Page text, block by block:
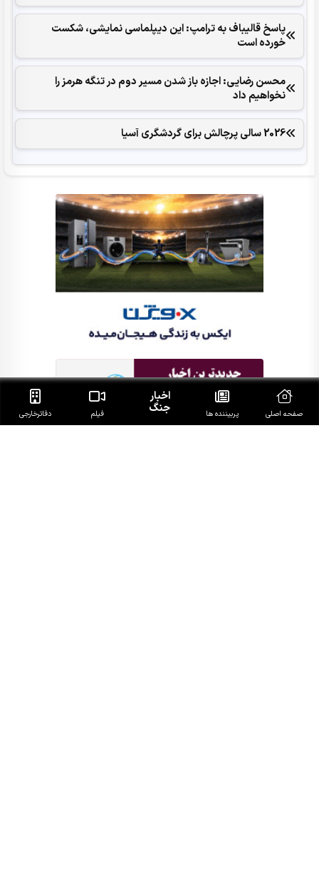
پاسخ قالیباف به ترامپ: این دیپلماسی نمایشی، شکست
خورده است
محسن رضایی: اجازه باز شدن مسیر دوم در تنگه هرمز را
نخواهیم داد
2026 سالی پرچالش برای گردشگری آسیا
صفحه اصلی پربیننده ها
اخبار
جنگ فیلم دفاتر‌خارجی